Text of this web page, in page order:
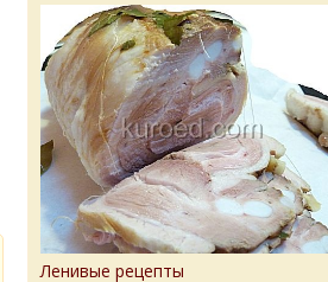
Ленивые рецепты